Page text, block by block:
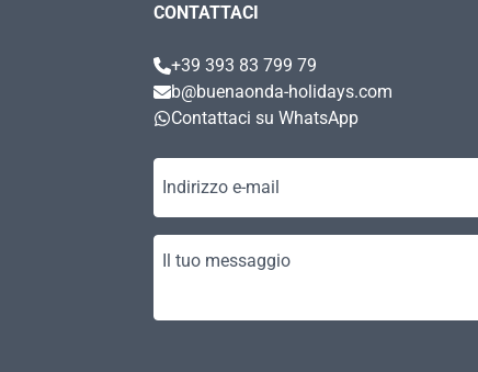
CONTATTACI
+39 393 83 799 79
b@buenaonda-holidays.com
Contattaci su WhatsApp
Indirizzo e-mail
Il tuo messaggio